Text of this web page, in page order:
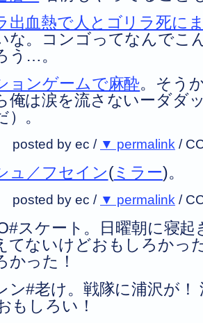
出血熱で人とゴリラ死に
な。コンゴってなんでこ
う…。
ョンゲームで麻酔。そう
俺は涙を流さないーダダ
。
posted by ec / ▼ permalink /
ュ／フセイン(ミラー)。
posted by ec / ▼ permalink /
スケート。日曜朝に寝
てないけどおもしろかっ
かった！
ン#老け。戦隊に浦沢が！
もしろい！